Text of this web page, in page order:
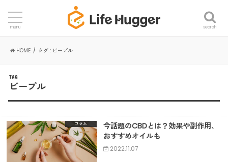
search
menu
HOME タグ : ビープル
TAG
ビープル
コラム
今話題のCBDとは？効果や副作用、
おすすめオイルも
2022.11.07